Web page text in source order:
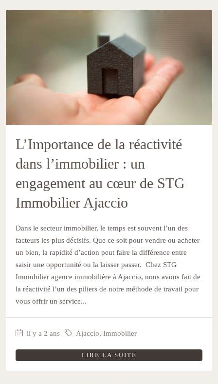
L’Importance de la réactivité
dans l’immobilier : un
engagement au cœur de STG
Immobilier Ajaccio
Dans le secteur immobilier, le temps est souvent l’un des
facteurs les plus décisifs. Que ce soit pour vendre ou acheter
un bien, la rapidité d’action peut faire la différence entre
saisir une opportunité ou la laisser passer. Chez STG
Immobilier agence immobilière à Ajaccio, nous avons fait de
la réactivité l’un des piliers de notre méthode de travail pour
vous offrir un service...
il y a 2 ans Ajaccio, Immobilier
LIRE LA SUITE